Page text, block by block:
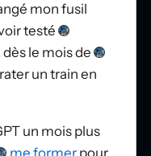
mon fusil
testé
dès le mois de
un train en
un mois plus